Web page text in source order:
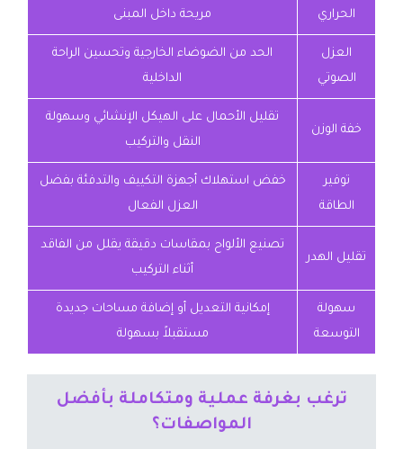
الحراري
مريحة داخل المبنى
العزل
الصوتي
الحد من الضوضاء الخارجية وتحسين الراحة
الداخلية
خفة الوزن
تقليل الأحمال على الهيكل الإنشائي وسهولة
النقل والتركيب
توفير
الطاقة
خفض استهلاك أجهزة التكييف والتدفئة بفضل
العزل الفعال
تقليل الهدر
تصنيع الألواح بمقاسات دقيقة يقلل من الفاقد
أثناء التركيب
سهولة
التوسعة
إمكانية التعديل أو إضافة مساحات جديدة
مستقبلاً بسهولة
ترغب بغرفة عملية ومتكاملة بأفضل
المواصفات؟